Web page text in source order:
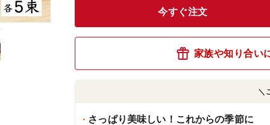
今すぐ注文
家族や知り合い
＼
さっぱり美味しい！これからの季節に